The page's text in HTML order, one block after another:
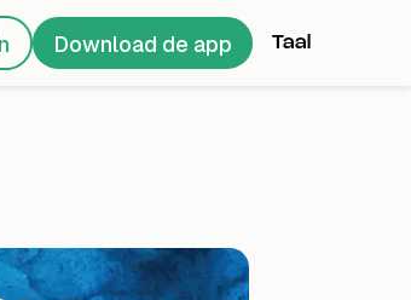
Download de app Taal